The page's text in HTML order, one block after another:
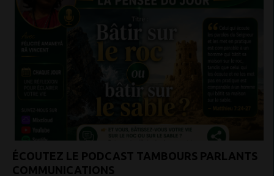
ÉCOUTEZ LE PODCAST TAMBOURS PARLANTS
COMMUNICATIONS